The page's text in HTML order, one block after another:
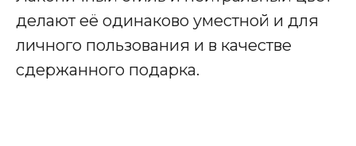
делают её одинаково уместной и для
личного пользования и в качестве
сдержанного подарка.